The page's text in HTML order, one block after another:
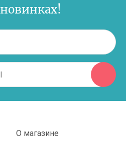
О магазине